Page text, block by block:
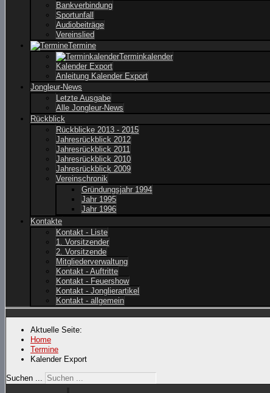
Bankverbindung
Sportunfall
Audiobeiträge
Vereinslied
Termine
Terminkalender
Kalender Export
Anleitung Kalender Export
Jongleur-News
Letzte Ausgabe
Alle Jongleur-News
Rückblick
Rückblicke 2013 - 2015
Jahresrückblick 2012
Jahresrückblick 2011
Jahresrückblick 2010
Jahresrückblick 2009
Vereinschronik
Gründungsjahr 1994
Jahr 1995
Jahr 1996
Kontakte
Kontakt - Liste
1. Vorsitzender
2. Vorsitzende
Mitgliederverwaltung
Kontakt - Auftritte
Kontakt - Feuershow
Kontakt - Jonglierartikel
Kontakt - allgemein
Aktuelle Seite:
Home
Termine
Kalender Export
Suchen ...